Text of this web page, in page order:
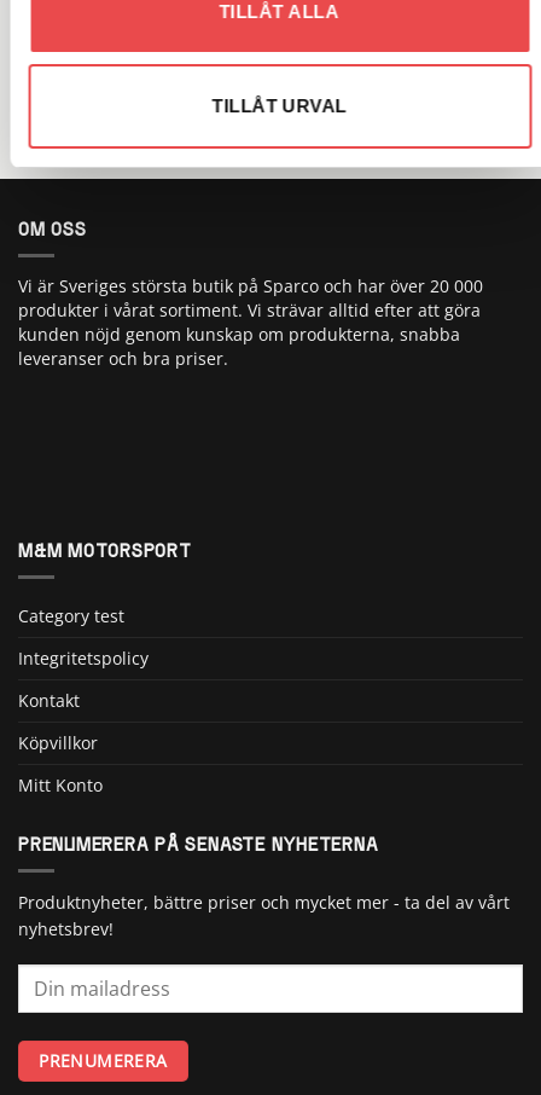
TILLÅT ALLA
TILLÅT URVAL
OM OSS
Vi är Sveriges största butik på Sparco och har över 20 000
produkter i vårat sortiment. Vi strävar alltid efter att göra
kunden nöjd genom kunskap om produkterna, snabba
leveranser och bra priser.
M&M MOTORSPORT
Category test
Integritetspolicy
Kontakt
Köpvillkor
Mitt Konto
PRENUMERERA PÅ SENASTE NYHETERNA
Produktnyheter, bättre priser och mycket mer - ta del av vårt
nyhetsbrev!